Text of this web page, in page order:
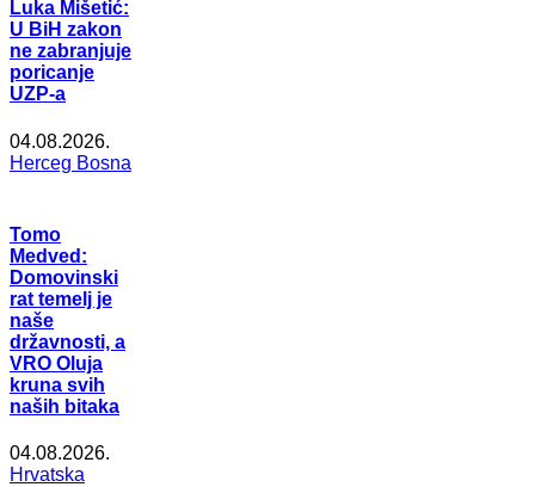
Luka Mišetić:
U BiH zakon
ne zabranjuje
poricanje
UZP-a
04.08.2026.
Herceg Bosna
Tomo
Medved:
Domovinski
rat temelj je
naše
državnosti, a
VRO Oluja
kruna svih
naših bitaka
04.08.2026.
Hrvatska